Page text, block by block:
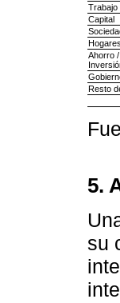
Trabajo
Capital
Hogares
Ahorro /
Resto
5.
su